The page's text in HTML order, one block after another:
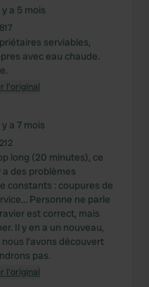
y a 5 mois
serviables,
avec eau chaude.
l'original
y a 7 mois
long (20 minutes), ce
des problèmes
constants : coupures de
Personne ne parle
est correct, mais
Il y en a un nouveau,
nous l'avons découvert
pas.
l'original